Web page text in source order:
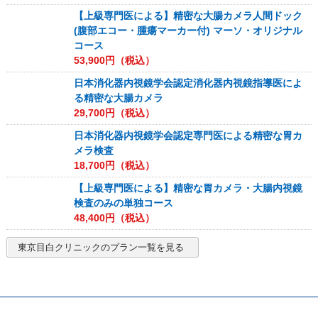
【上級専門医による】精密な大腸カメラ人間ドック
(腹部エコー・腫瘍マーカー付) マーソ・オリジナル
コース
53,900円（税込）
日本消化器内視鏡学会認定消化器内視鏡指導医によ
る精密な大腸カメラ
29,700円（税込）
日本消化器内視鏡学会認定専門医による精密な胃カ
メラ検査
18,700円（税込）
【上級専門医による】精密な胃カメラ・大腸内視鏡
検査のみの単独コース
48,400円（税込）
東京目白クリニックのプラン一覧を見る